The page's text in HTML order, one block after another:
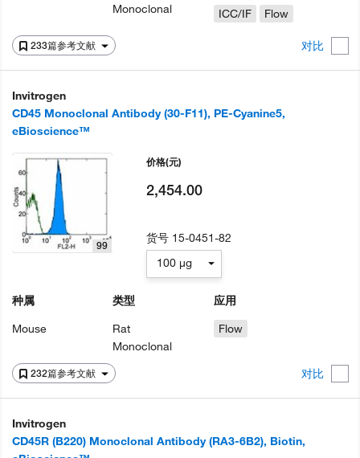
233篇参考文献 对比
Monoclonal
ICC/IF
Flow
Invitrogen
CD45 Monoclonal Antibody (30-F11), PE-Cyanine5,
eBioscience™
232篇参考文献 对比
99
种属
Mouse
类型
Rat
Monoclonal
应用
Flow
价格(元)
2,454.00
货号 15-0451-82
100 µg
Invitrogen
CD45R (B220) Monoclonal Antibody (RA3-6B2), Biotin,